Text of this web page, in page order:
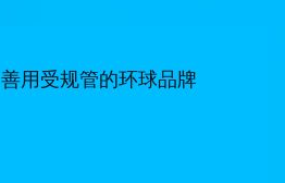
善用受规管的环球品牌